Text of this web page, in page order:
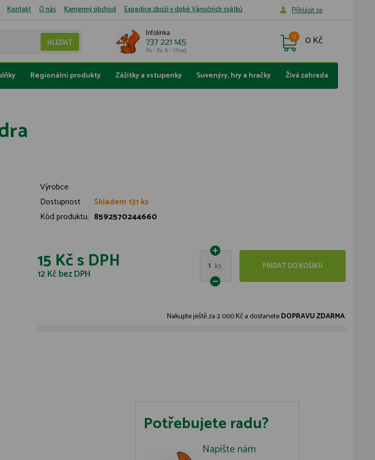
Kontakt O nás Kamenný obchod Expedice zboží v době Vánočních svátků Příhlásit se
Infolinka
737 221 145
Po - Pá: 8 - 17hod
0 Kč
0
Regionální produkty Zážitky a vstupenky Suvenýry, hry a hračky Živá zahrada
Výrobce
Dostupnost
Skladem 131 ks
Kód produktu: 8592570244660
15 Kčs DPH
12 Kčbez DPH
1 ks PŘIDAT DO KOŠÍKU
Nakupte ještě za2 000 Kča dostaneteDOPRAVU ZDARMA.
Potřebujete radu?
Napište nám